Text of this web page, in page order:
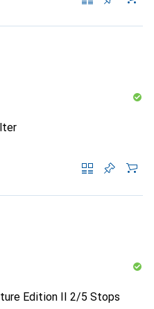
Edition II 2/5 Stops